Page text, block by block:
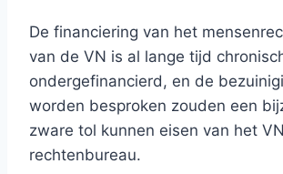
De financiering van het
van de VN is al lange tijd
ondergefinancierd, en de
worden besproken zouden een
zware tol kunnen eisen van het
rechtenbureau.